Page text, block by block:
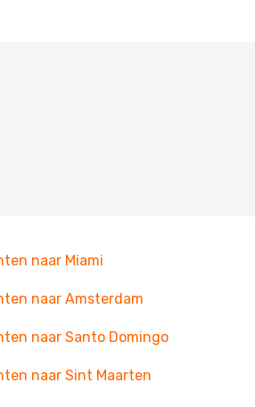
naar Miami
naar Amsterdam
naar Santo Domingo
naar Sint Maarten